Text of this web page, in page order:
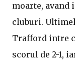
moarte, avand
cluburi.
Trafford intre
scorul de 2-1,